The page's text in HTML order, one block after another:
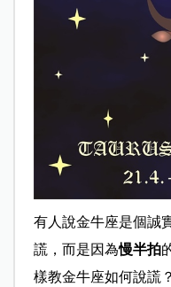
有人說金牛座是個誠
謊，而是因為慢半拍
樣教金牛座如何說謊